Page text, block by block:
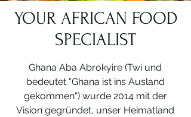
YOUR AFRICAN FOOD
SPECIALIST
Ghana Aba Abrokyire (Twi und
bedeutet "Ghana ist ins Ausland
gekommen") wurde 2014 mit der
Vision gegründet, unser Heimatland